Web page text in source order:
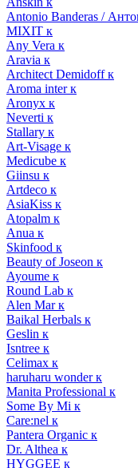
Antonio Banderas /
MIXIT к
Any Vera к
Aravia к
Architect Demidoff к
Aroma inter к
Aronyx к
Neverti к
Stallary к
Art-Visage к
Medicube к
Giinsu к
Artdeco к
AsiaKiss к
Atopalm к
Anua к
Skinfood к
Beauty of Joseon к
Ayoume к
Round Lab к
Alen Mar к
Baikal Herbals к
Geslin к
Isntree к
Celimax к
haruharu wonder к
Manita Professional к
Some By Mi к
Care:nel к
Pantera Organic к
Dr. Althea к
HYGGEE к